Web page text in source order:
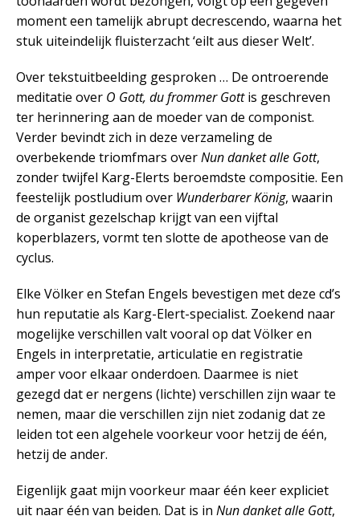
moment een tamelijk abrupt decrescendo, waarna het
stuk uiteindelijk fluisterzacht ‘eilt aus dieser Welt’.
Over tekstuitbeelding gesproken … De ontroerende
meditatie over O Gott, du frommer Gottis geschreven
ter herinnering aan de moeder van de componist.
Verder bevindt zich in deze verzameling de
overbekende triomfmars overNun danket alle Gott,
zonder twijfel Karg-Elerts beroemdste compositie. Een
feestelijk postludium over Wunderbarer König, waarin
de organist gezelschap krijgt van een vijftal
koperblazers, vormt ten slotte de apotheose van de
cyclus.
Elke Völker en Stefan Engels bevestigen met deze cd’s
hun reputatie als Karg-Elert-specialist. Zoekend naar
mogelijke verschillen valt vooral op dat Völker en
Engels in interpretatie, articulatie en registratie
amper voor elkaar onderdoen. Daarmee is niet
gezegd dat er nergens (lichte) verschillen zijn waar te
nemen, maar die verschillen zijn niet zodanig dat ze
leiden tot een algehele voorkeur voor hetzij de één,
hetzij de ander.
Eigenlijk gaat mijn voorkeur maar één keer expliciet
uit naar één van beiden. Dat is in Nun danket alle Gott,